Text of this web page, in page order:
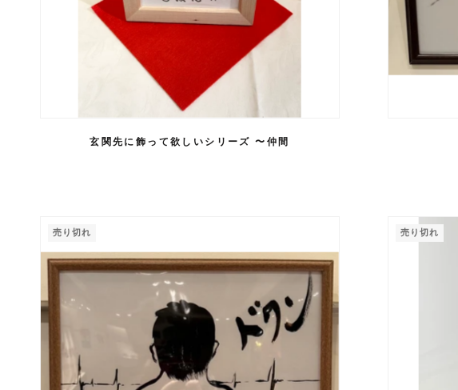
玄関先に飾って欲しいシリーズ 〜仲間
売り切れ 売り切れ